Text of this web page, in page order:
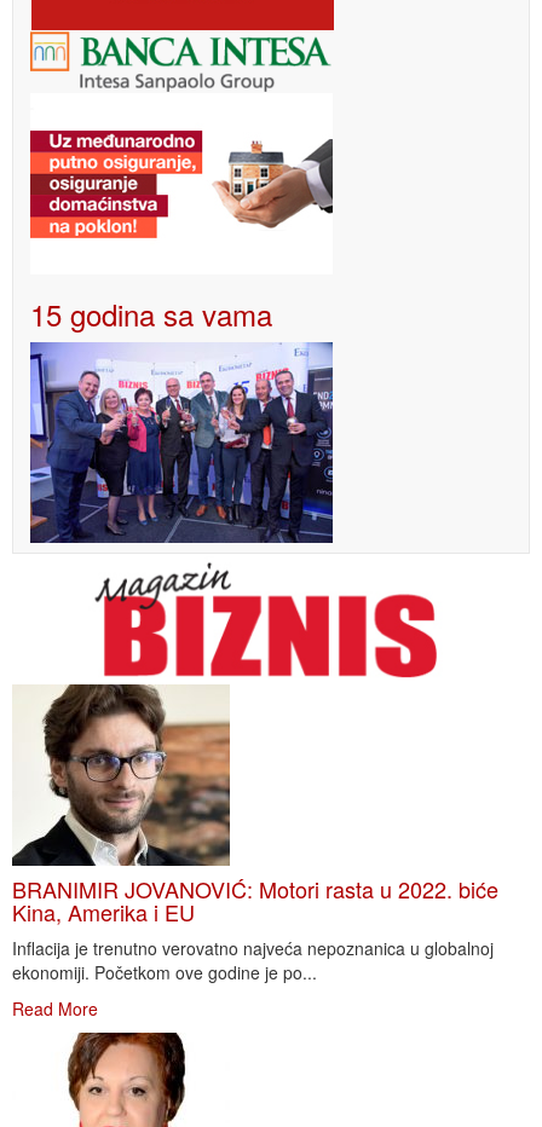
15 godina sa vama
BRANIMIR JOVANOVIĆ: Motori rasta u 2022. biće
Kina, Amerika i EU
Inflacija je trenutno verovatno najveća nepoznanica u globalnoj
ekonomiji. Početkom ove godine je po...
Read More